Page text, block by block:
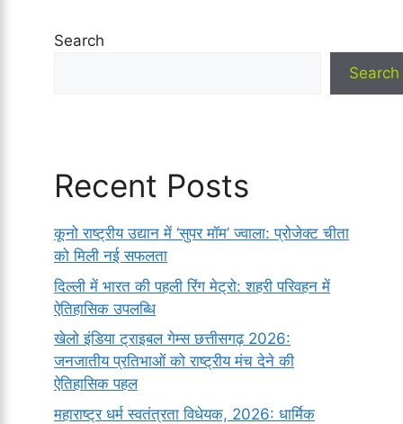
Search
Search
Recent Posts
कूनो राष्ट्रीय उद्यान में ‘सुपर मॉम’ ज्वाला: प्रोजेक्ट चीता
को मिली नई सफलता
दिल्ली में भारत की पहली रिंग मेट्रो: शहरी परिवहन में
ऐतिहासिक उपलब्धि
खेलो इंडिया ट्राइबल गेम्स छत्तीसगढ़ 2026:
जनजातीय प्रतिभाओं को राष्ट्रीय मंच देने की
ऐतिहासिक पहल
महाराष्ट्र धर्म स्वतंत्रता विधेयक, 2026: धार्मिक